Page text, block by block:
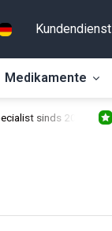
Kundendienst
Medikamente
sinds 2014